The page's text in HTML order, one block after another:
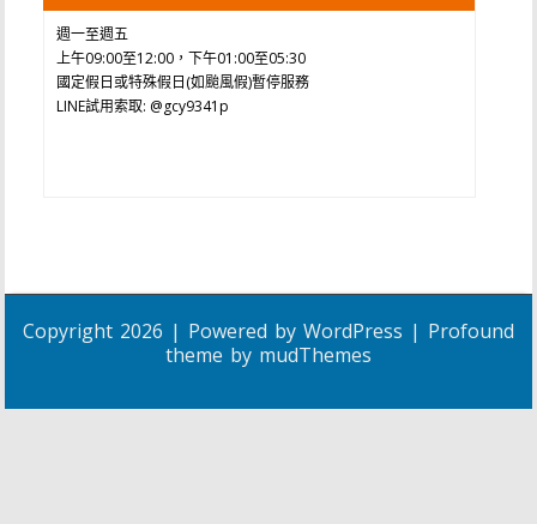
週一至週五
上午09:00至12:00，下午01:00至05:30
國定假日或特殊假日(如颱風假)暫停服務
LINE試用索取: @gcy9341p
Copyright 2026 | Powered by WordPress | Profound
theme by mudThemes